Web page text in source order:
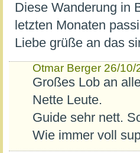
Diese Wanderung in
letzten Monaten
Liebe grüße an das
Otmar Berger 26/10/
Großes Lob an
Nette Leute.
Guide sehr nett.
Wie immer voll